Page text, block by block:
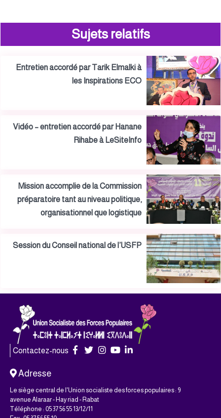
Sujets relatifs
Entretien accordé par Tarik Elmalki à
les Inspirations ECO
Vidéo – entretien accordé par Hanane
Rihabe à LeSiteInfo
Mission accomplie de la Commission
préparatoire tant au niveau politique,
organisationnel que logistique
Session du Conseil national de l’USFP
Contactez-nous
Adresse
Le siège central de l'Union socialiste des forces populaires : 9
avenue Alaraar - Hay riad - Rabat
Téléphone : 05 37 56 55 13/12/11